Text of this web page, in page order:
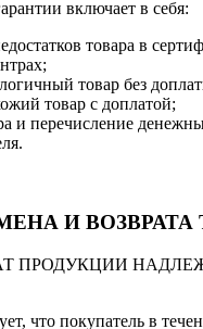
включает в себя:
товара в
товар без
товар с доплатой;
и перечисление
И ВОЗВРАТА
ПРОДУКЦИИ
что покупатель в